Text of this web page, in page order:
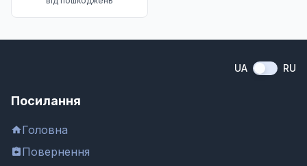
UA RU
Посилання
Головна
Повернення